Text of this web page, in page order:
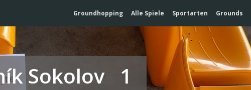
Groundhopping Alle Spiele Sportarten Grounds
Sokolov
1